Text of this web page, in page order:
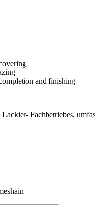
and finishing
Fachbetriebes,